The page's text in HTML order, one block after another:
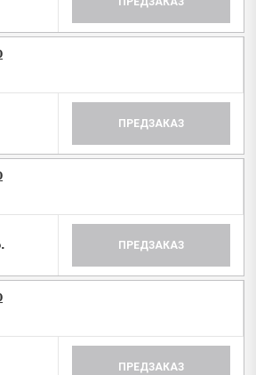
ПРЕДЗАКАЗ
ПРЕДЗАКАЗ
ПРЕДЗАКАЗ